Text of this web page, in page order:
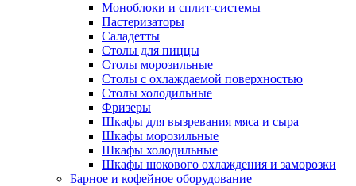
Моноблоки и сплит-системы
Пастеризаторы
Саладетты
Столы для пиццы
Столы морозильные
Столы с охлаждаемой поверхностью
Столы холодильные
Фризеры
Шкафы для вызревания мяса и сыра
Шкафы морозильные
Шкафы холодильные
Шкафы шокового охлаждения и заморозки
Барное и кофейное оборудование